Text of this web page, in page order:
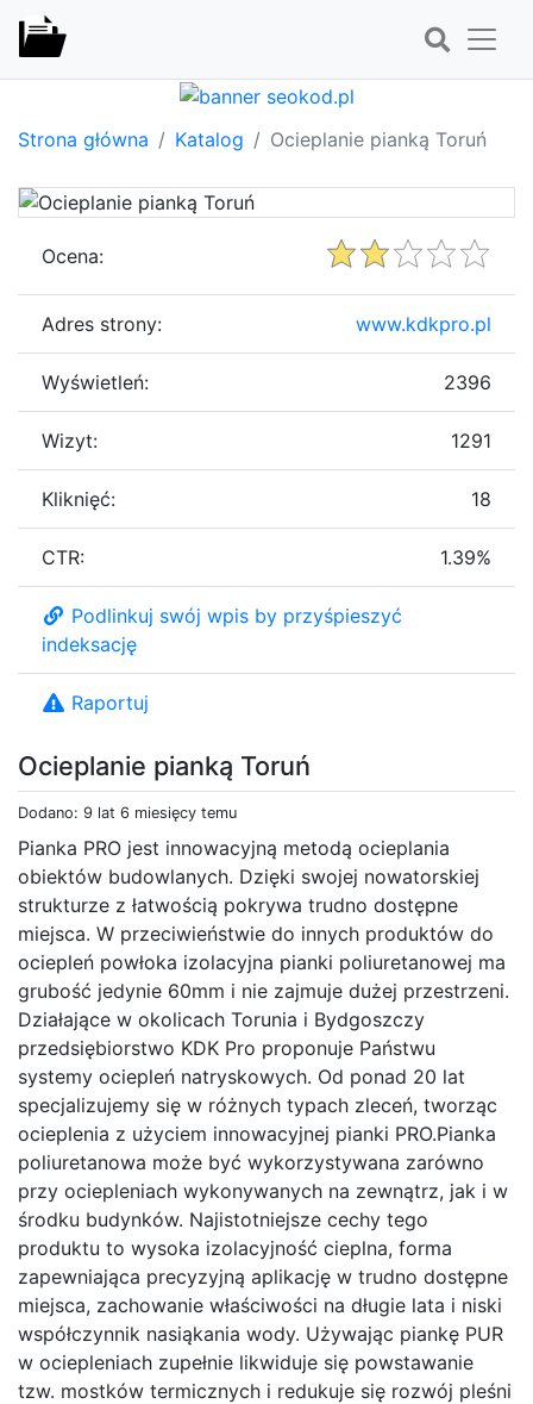
Strona główna Katalog Ocieplanie pianką Toruń
Ocieplanie pianką Toruń
Dodano: 9 lat 6 miesięcy temu
Pianka PRO jest innowacyjną metodą ocieplania
obiektów budowlanych. Dzięki swojej nowatorskiej
strukturze z łatwością pokrywa trudno dostępne
miejsca. W przeciwieństwie do innych produktów do
ociepleń powłoka izolacyjna pianki poliuretanowej ma
grubość jedynie 60mm i nie zajmuje dużej przestrzeni.
Działające w okolicach Torunia i Bydgoszczy
przedsiębiorstwo KDK Pro proponuje Państwu
systemy ociepleń natryskowych. Od ponad 20 lat
specjalizujemy się w różnych typach zleceń, tworząc
ocieplenia z użyciem innowacyjnej pianki PRO.Pianka
poliuretanowa może być wykorzystywana zarówno
przy ociepleniach wykonywanych na zewnątrz, jak i w
środku budynków. Najistotniejsze cechy tego
produktu to wysoka izolacyjność cieplna, forma
zapewniająca precyzyjną aplikację w trudno dostępne
miejsca, zachowanie właściwości na długie lata i niski
współczynnik nasiąkania wody. Używając piankę PUR
w ociepleniach zupełnie likwiduje się powstawanie
tzw. mostków termicznych i redukuje się rozwój pleśni
Ocena:
Adres strony: www.kdkpro.pl
Wyświetleń: 2396
Wizyt: 1291
Kliknięć: 18
CTR: 1.39%
Podlinkuj swój wpis by przyśpieszyć
indeksację
Raportuj